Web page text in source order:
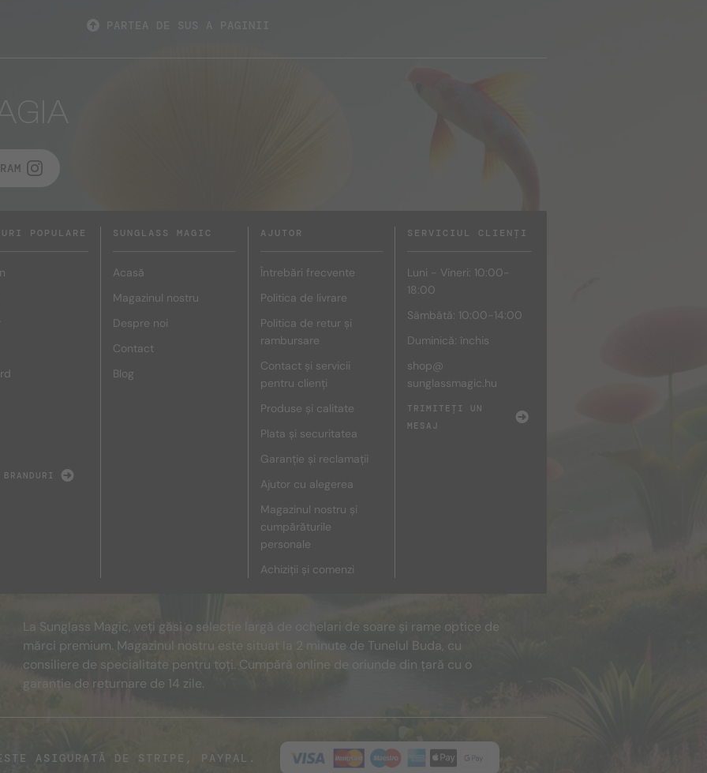
POPULARE SUNGLASS MAGIC
Acasă
Magazinul nostru
Despre noi
Contact
Blog
AJUTOR
Întrebări frecvente
Politica de livrare
Politica de retur și
rambursare
Contact și servicii
pentru clienți
Produse și calitate
Plata și securitatea
Garanție și reclamații
Ajutor cu alegerea
Magazinul nostru și
cumpărăturile
personale
Achiziții și comenzi
SERVICIUL CLIENȚI
Luni - Vineri: 10:00-
18:00
Sâmbătă: 10:00-14:00
Duminică: închis
shop@
sunglassmagic.hu
TRIMITEȚI UN
MESAJ
La Sunglass Magic, veți găsi o selecție largă de ochelari de soare și rame optice de
mărci premium. Magazinul nostru este situat la 2 minute de Tunelul Buda, cu
consiliere de specialitate pentru toți. Cumpără online de oriunde din țară cu o
garanție de returnare de 14 zile.
ASIGURATĂ DE STRIPE, PAYPAL.